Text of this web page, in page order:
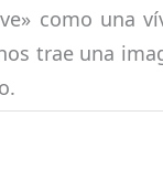
como una
trae una